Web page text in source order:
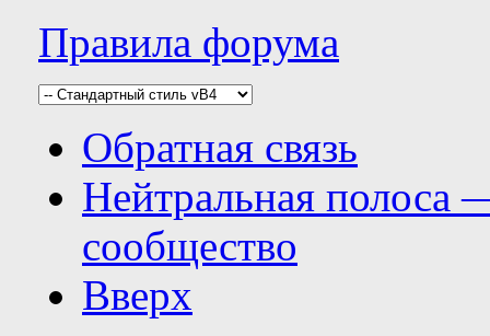
Правила форума
Обратная связь
Нейтральная полоса
сообщество
Вверх